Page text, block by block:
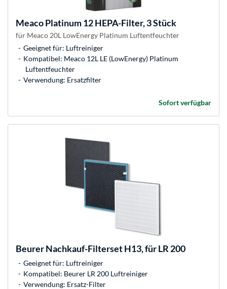
MeacoPlatinum 12 HEPA-Filter, 3 Stück
für Meaco 20L LowEnergy Platinum Luftentfeuchter
Geeignet für: Luftreiniger
Kompatibel: Meaco 12L LE (LowEnergy) Platinum
Luftentfeuchter
Verwendung: Ersatzfilter
Sofort verfügbar
BeurerNachkauf-Filterset H13, für LR 200
Geeignet für: Luftreiniger
Kompatibel: Beurer LR 200 Luftreiniger
Verwendung: Ersatz-Filter